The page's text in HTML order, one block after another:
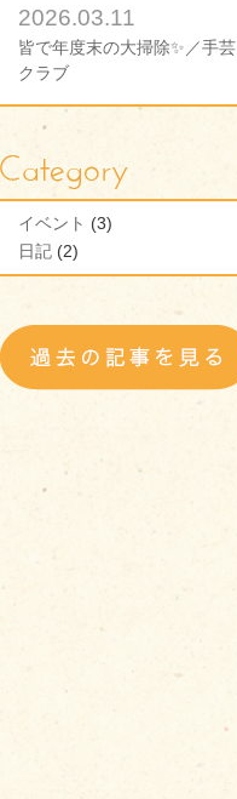
2026.03.11
皆で年度末の大掃除✨／手芸
クラブ
イベント (3)
日記 (2)